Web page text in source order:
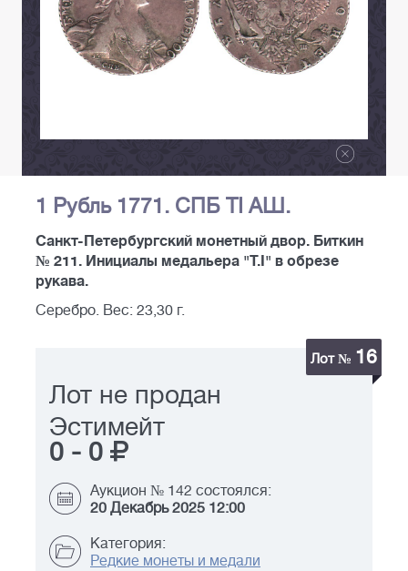
1 Рубль 1771. СПБ ТI АШ.
Санкт-Петербургский монетный двор. Биткин
№ 211. Инициалы медальера "Т.I" в обрезе
рукава.
Серебро. Вес: 23,30 г.
Лот № 16
Лот не продан
Эстимейт
0 - 0
Аукцион № 142 состоялся:
20 Декабрь 2025 12:00
Категория:
Редкие монеты и медали